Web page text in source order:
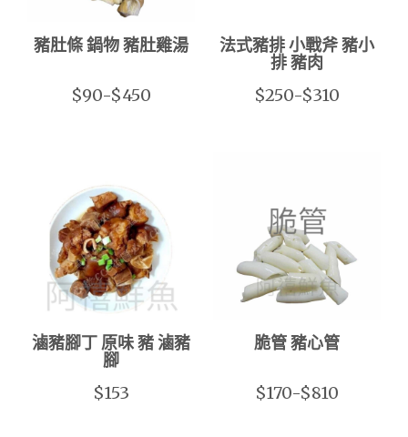
豬肚條 鍋物 豬肚雞湯
$90-$450
法式豬排 小戰斧 豬小
排 豬肉
$250-$310
滷豬腳丁 原味 豬 滷豬
腳
$153
脆管 豬心管
$170-$810